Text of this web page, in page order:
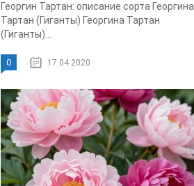
Георгин Тартан: описание сорта Георгина
Тартан (Гиганты) Георгина Тартан
(Гиганты)...
0 17.04.2020